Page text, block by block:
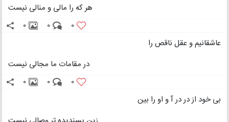
هر که را مالی و منالی نیست
0
0
0
عاشقانیم و عقل ناقص را
در مقامات ما مجالی نیست
0
0
0
بی خود از در در آ و او را بین